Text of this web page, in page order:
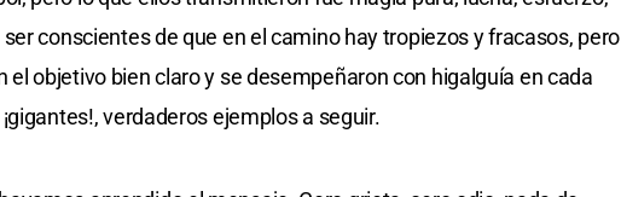
conscientes de que en el camino hay tropiezos y fracasos, pero
objetivo bien claro y se desempeñaron con higalguía en cada
verdaderos ejemplos a seguir.